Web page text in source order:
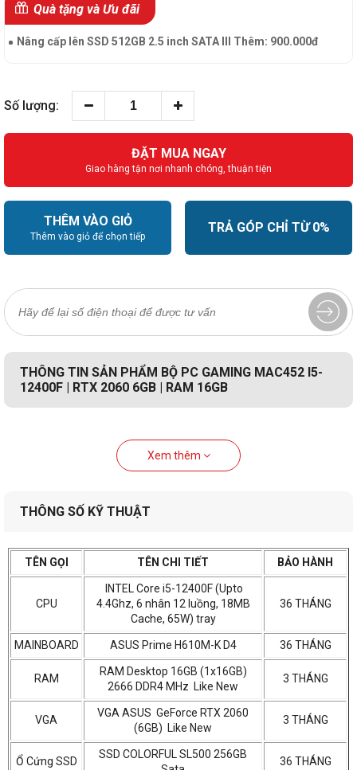
Quà tặng và Ưu đãi
Nâng cấp lên SSD 512GB 2.5 inch SATA III Thêm: 900.000đ
Số lượng:
ĐẶT MUA NGAY
Giao hàng tận nơi nhanh chóng, thuận tiện
THÊM VÀO GIỎ
Thêm vào giỏ để chọn tiếp
TRẢ GÓP CHỈ TỪ 0%
THÔNG TIN SẢN PHẨM BỘ PC GAMING MAC452 I5-
12400F | RTX 2060 6GB | RAM 16GB
Xem thêm
THÔNG SỐ KỸ THUẬT
TÊN GỌI TÊN CHI TIẾT BẢO HÀNH
CPU
INTEL Core i5-12400F (Upto
4.4Ghz, 6 nhân 12 luồng, 18MB
Cache, 65W) tray
36 THÁNG
MAINBOARD ASUS Prime H610M-K D4 36 THÁNG
RAM
RAM Desktop 16GB (1x16GB)
2666 DDR4 MHz Like New
3 THÁNG
VGA
VGA ASUS GeForce RTX 2060
(6GB) Like New
3 THÁNG
Ổ Cứng SSD
SSD COLORFUL SL500 256GB
36 THÁNG